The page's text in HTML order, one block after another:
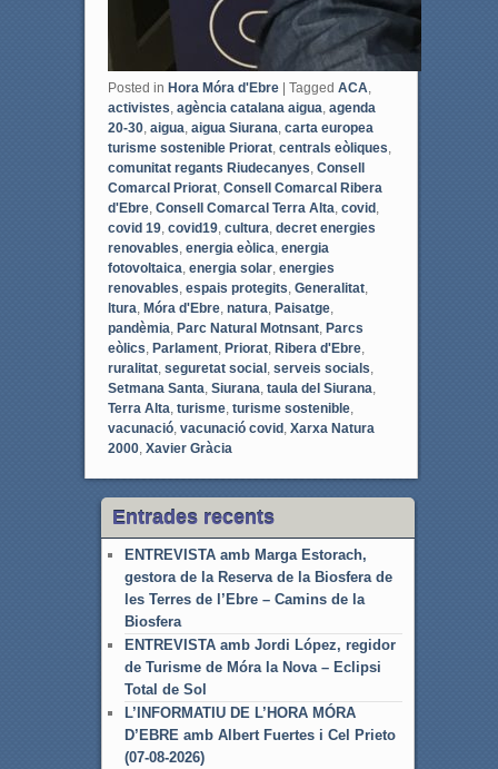
Posted in Hora Móra d'Ebre Tagged ACA,
activistes, agència catalana aigua, agenda
20-30, aigua, aigua Siurana, carta europea
turisme sostenible Priorat, centrals eòliques,
comunitat regants Riudecanyes, Consell
Comarcal Priorat, Consell Comarcal Ribera
d'Ebre, Consell Comarcal Terra Alta, covid ,
covid 19, covid19, cultura, decret energies
renovables, energia eòlica, energia
fotovoltaica, energia solar, energies
renovables, espais protegits, Generalitat,
ltura, Móra d'Ebre, natura, Paisatge,
pandèmia, Parc Natural Motnsant, Parcs
eòlics, Parlament, Priorat, Ribera d'Ebre,
ruralitat, seguretat social , serveis socials,
Setmana Santa, Siurana, taula del Siurana,
Terra Alta, turisme, turisme sostenible,
vacunació, vacunació covid , Xarxa Natura
2000, Xavier Gràcia
Entrades recents
ENTREVISTA amb Marga Estorach,
gestora de la Reserva de la Biosfera de
les Terres de l’Ebre – Camins de la
Biosfera
ENTREVISTA amb Jordi López, regidor
de Turisme de Móra la Nova – Eclipsi
Total de Sol
L’INFORMATIU DE L’HORA MÓRA
D’EBRE amb Albert Fuertes i Cel Prieto
(07-08-2026)